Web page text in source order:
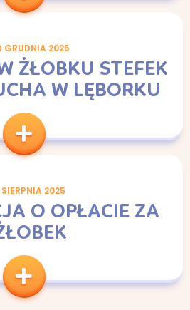
GRUDNIA 2025
ŻŁOBKU STEFEK
W LĘBORKU
SIERPNIA 2025
O OPŁACIE ZA